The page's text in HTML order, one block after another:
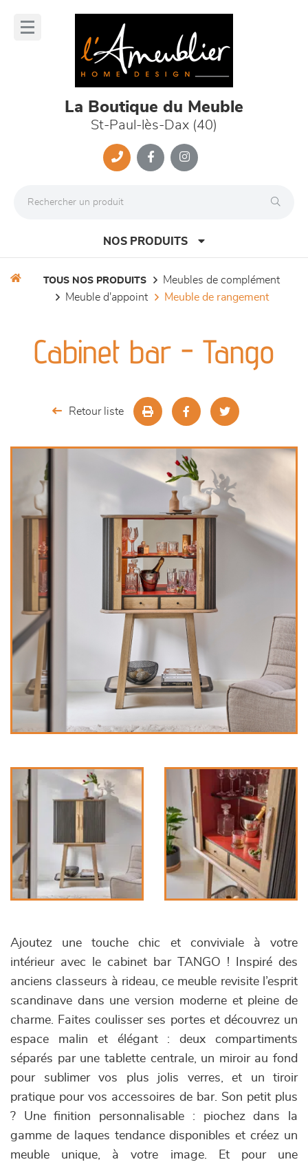
La Boutique du Meuble
St-Paul-lès-Dax (40)
NOS PRODUITS
séjours
chambres et dressing
literie
décoration
TOUS NOS PRODUITS
meubles de complément
meuble d'appoint
meuble de rangement
Cabinet bar - Tango
Retour liste
Ajoutez une touche chic et conviviale à votre
intérieur avec le cabinet bar TANGO ! Inspiré des
anciens classeurs à rideau, ce meuble revisite l’esprit
scandinave dans une version moderne et pleine de
charme. Faites coulisser ses portes et découvrez un
espace malin et élégant : deux compartiments
séparés par une tablette centrale, un miroir au fond
pour sublimer vos plus jolis verres, et un tiroir
pratique pour vos accessoires de bar. Son petit plus
? Une finition personnalisable : piochez dans la
gamme de laques tendance disponibles et créez un
meuble unique, à votre image. Et pour une